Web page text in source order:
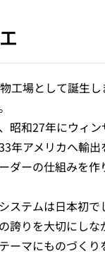
工場として誕生
昭和27年にウィ
年アメリカへ輸
ダーの仕組みを
ステムは日本初
誇りを大切にし
ーマにものづくり